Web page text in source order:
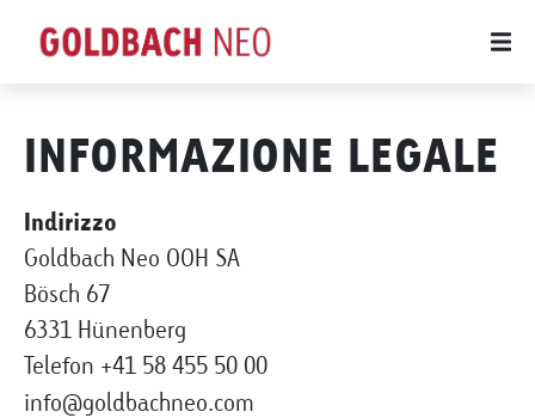
INFORMAZIONE LEGALE
Indirizzo
Goldbach Neo OOH SA
Bösch 67
6331 Hünenberg
Telefon +41 58 455 50 00
info@goldbachneo.com